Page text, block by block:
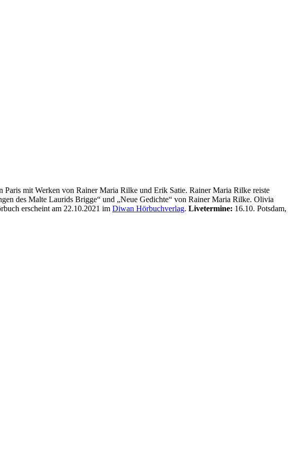
mit Werken von Rainer Maria Rilke und Erik Satie. Rainer Maria Rilke reiste
des Malte Laurids Brigge“ und „Neue Gedichte“ von Rainer Maria Rilke. Olivia
erscheint am 22.10.2021 im Diwan Hörbuchverlag. Livetermine: 16.10. Potsdam,